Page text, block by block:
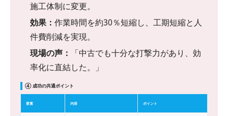
施工体制に変更。
効果： 作業時間を約30％短縮し、工期短縮と人
件費削減を実現。
現場の声：
「中古でも十分な打撃力があり、効
率化に直結した。」
④ 成功の共通ポイント
要素 内容 ポイント